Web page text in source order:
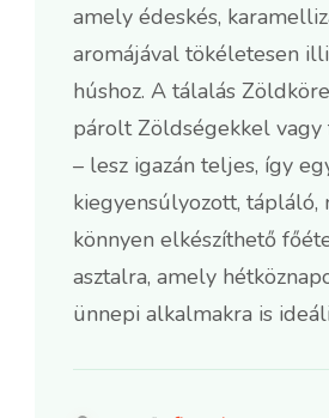
amely édeskés,
aromájával tökéletesen
húshoz. A tálalás
párolt Zöldségekkel vagy
– lesz igazán teljes, így
kiegyensúlyozott, tápláló,
könnyen elkészíthető
asztalra, amely
ünnepi alkalmakra is